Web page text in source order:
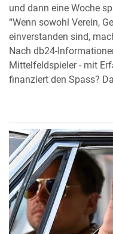
und dann eine Woche
“Wenn sowohl Verein,
einverstanden sind,
Nach db24-
Mittelfeldspieler - mit
finanziert den Spass?